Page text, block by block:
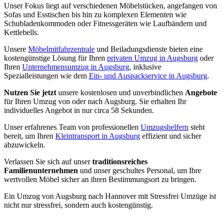
Unser Fokus liegt auf verschiedenen Möbelstücken, angefangen von
Sofas und Esstischen bis hin zu komplexen Elementen wie
Schubladenkommoden oder Fitnessgeräten wie Laufbändern und
Kettlebells.
Unsere Möbelmitfahrzentrale und Beiladungsdienste bieten eine
kostengünstige Lösung für Ihren privaten Umzug in Augsburg oder
Ihren Unternehmensumzug in Augsburg, inklusive
Spezialleistungen wie dem Ein- und Auspackservice in Augsburg.
Nutzen Sie jetzt unsere kostenlosen und unverbindlichen Angebote
für Ihren Umzug von oder nach Augsburg. Sie erhalten Ihr
individuelles Angebot in nur circa 58 Sekunden.
Unser erfahrenes Team von professionellen Umzugshelfern steht
bereit, um Ihren Kleintransport in Augsburg effizient und sicher
abzuwickeln.
Verlassen Sie sich auf unsertraditionsreiches
Familienunternehmen und unser geschultes Personal, um Ihre
wertvollen Möbel sicher an ihren Bestimmungsort zu bringen.
Ein Umzug von Augsburg nach Hannover mit Stressfrei Umzüge ist
nicht nur stressfrei, sondern auch kostengünstig.